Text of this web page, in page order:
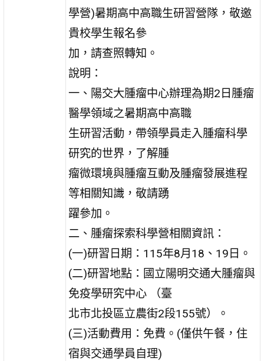
學營)暑期高中高職生研習營隊，敬邀
貴校學生報名參
加，請查照轉知。
說明：
一、陽交大腫瘤中心辦理為期2日腫瘤
醫學領域之暑期高中高職
生研習活動，帶領學員走入腫瘤科學
研究的世界，了解腫
瘤微環境與腫瘤互動及腫瘤發展進程
等相關知識，敬請踴
躍參加。
二、腫瘤探索科學營相關資訊：
(一)研習日期：115年8月18、19日。
(二)研習地點：國立陽明交通大腫瘤與
免疫學研究中心 （臺
北市北投區立農街2段155號）。
(三)活動費用：免費。(僅供午餐，住
宿與交通學員自理)